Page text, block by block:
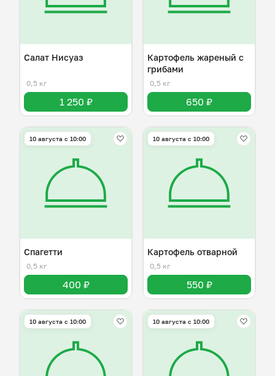
Салат Нисуаз
0,5 кг
1 250 ₽
Картофель жареный с
грибами
0,5 кг
650 ₽
10 августа с 10:00
Спагетти
0,5 кг
400 ₽
10 августа с 10:00
Картофель отварной
0,5 кг
550 ₽
10 августа с 10:00 10 августа с 10:00